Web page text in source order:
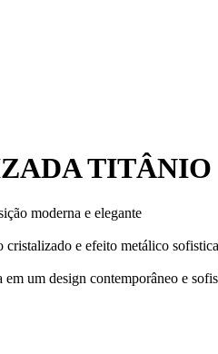
TITÂNIO
moderna e elegante
e efeito metálico
um design contemporâneo e